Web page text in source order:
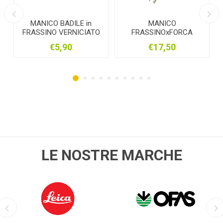
BADILE in
VERNICIATO
FRASSINOxFORCA
LE NOSTRE MARCHE